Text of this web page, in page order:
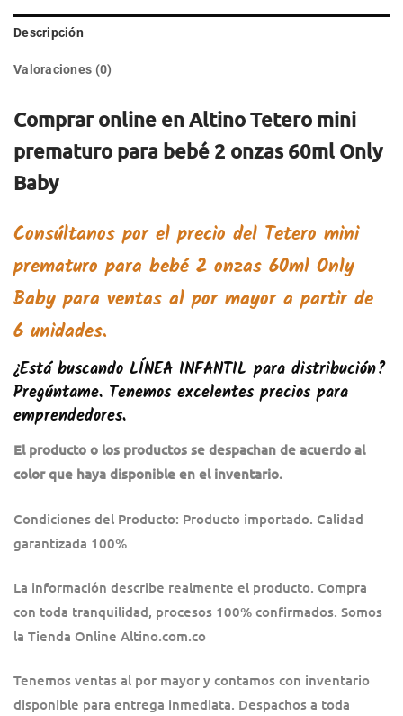
Descripción
Valoraciones (0)
Comprar online en Altino Tetero mini
prematuro para bebé 2 onzas 60ml Only
Baby
Consúltanos por el precio del Tetero mini
prematuro para bebé 2 onzas 60ml Only
Baby para ventas al por mayor a partir de
6 unidades.
¿Está buscando LÍNEA INFANTIL para distribución?
Pregúntame. Tenemos excelentes precios para
emprendedores.
El producto o los productos se despachan de acuerdo al
color que haya disponible en el inventario.
Condiciones del Producto: Producto importado. Calidad
garantizada 100%
La información describe realmente el producto. Compra
con toda tranquilidad, procesos 100% confirmados. Somos
la Tienda Online Altino.com.co
Tenemos ventas al por mayor y contamos con inventario
disponible para entrega inmediata. Despachos a toda